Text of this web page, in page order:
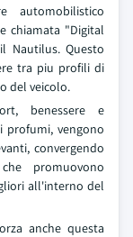
automobilistico
chiamata "Digital
Nautilus. Questo
tra piu profili di
del veicolo.
benessere e
profumi, vengono
convergendo
promuovono
all'interno del
anche questa